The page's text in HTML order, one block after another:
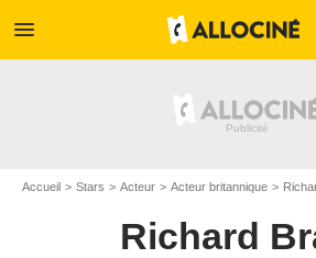
menu
Accueil Stars Acteur Acteur britannique
Richard